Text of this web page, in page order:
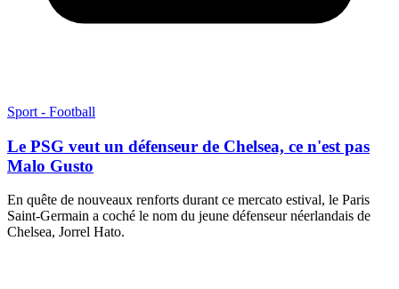
Sport - Football
Le PSG veut un défenseur de Chelsea, ce n'est pas
Malo Gusto
En quête de nouveaux renforts durant ce mercato estival, le Paris
Saint-Germain a coché le nom du jeune défenseur néerlandais de
Chelsea, Jorrel Hato.